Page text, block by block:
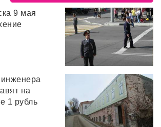
9 мая
на
1 рубль